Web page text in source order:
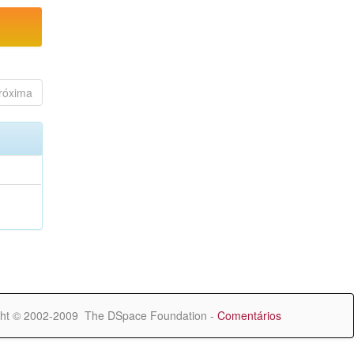
© 2002-2009 The DSpace Foundation - Comentários